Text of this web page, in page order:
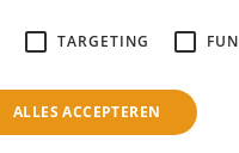
TARGETING
ALLES ACCEPTEREN